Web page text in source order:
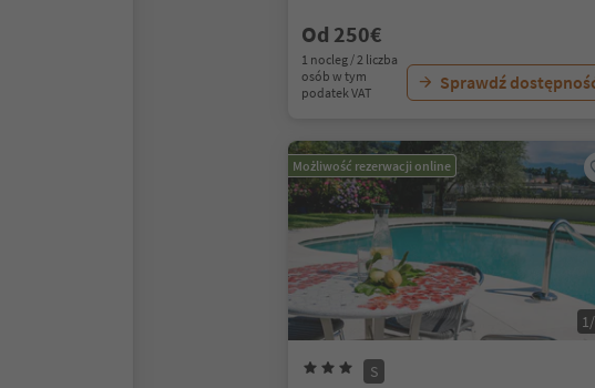
Od 250€
1 nocleg / 2 liczba
osób w tym
podatek VAT
Sprawdź
Możliwość rezerwacji online
S